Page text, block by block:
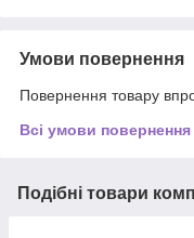
Умови повернення
Повернення товару
Всі умови повернення
Подібні товари